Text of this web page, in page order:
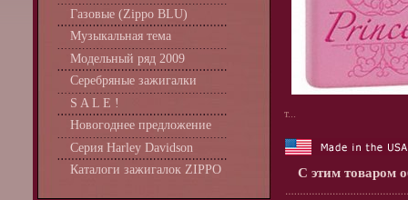
Газовые (Zippo BLU)
Музыкальная тема
Модельный ряд 2009
Серебряные зажигалки
S A L E !
Новогоднее предложение
Серия Harley Davidson
Каталоги зажигалок ZIPPO
т...
С этим товаром